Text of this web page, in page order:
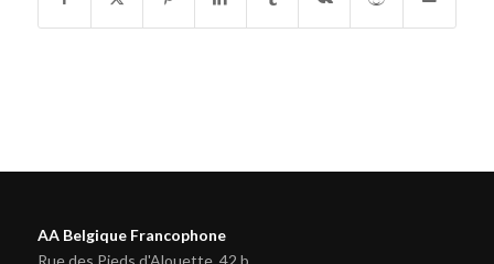
AA Belgique Francophone
Rue des Pieds d'Alouette, 42 b